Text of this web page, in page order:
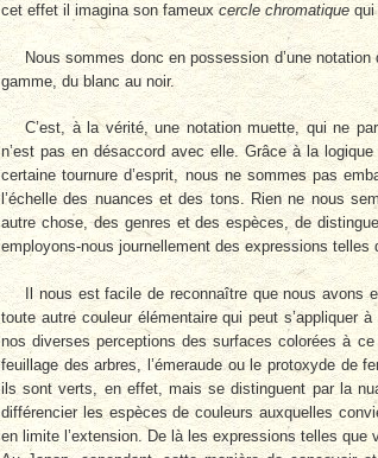
cet effet il imagina son fameuxcercle chromatique qui
Nous sommes donc en possession d’une
gamme, du blanc au noir.
C’est, à la vérité, une notation muette, qui ne
n’est pas en désaccord avec elle. Grâce à la
certaine tournure d’esprit, nous ne sommes pas
l’échelle des nuances et des tons. Rien ne nous
autre chose, des genres et des espèces, de
employons-nous journellement des expressions
Il nous est facile de reconnaître que nous avons
toute autre couleur élémentaire qui peut s’appliquer
nos diverses perceptions des surfaces colorées à
feuillage des arbres, l’émeraude ou le protoxyde de
ils sont verts, en effet, mais se distinguent par la
diffé­rencier les espèces de couleurs auxquelles
en limite l’extension. De là les expressions telles que